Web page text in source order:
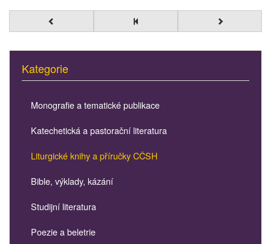
Kategorie
Monografie a tematické publikace
Katechetická a pastorační literatura
Liturgické knihy a příručky CČSH
Bible, výklady, kázání
Studijní literatura
Poezie a beletrie